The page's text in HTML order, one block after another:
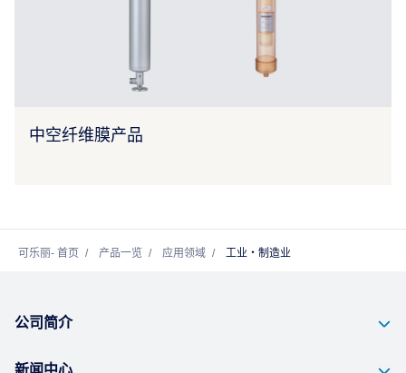
中空纤维膜产品
可乐丽- 首页 产品一览 应用领域 工业・制造业
公司简介